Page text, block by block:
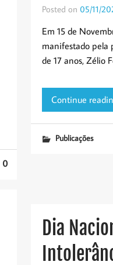
0
Posted on 05/11/
Em 15 de
manifestado pela
de 17 anos, Zélio
Continue
Publicações
Dia